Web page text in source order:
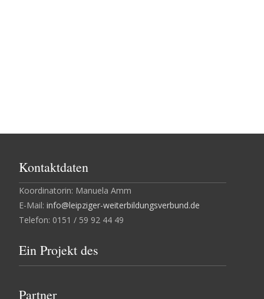
Kontaktdaten
Koordinatorin: Manuela Amm
E-Mail: info@leipziger-weiterbildungsverbund.de
Telefon: 0151 / 59 92 44 49
Ein Projekt des
Partner